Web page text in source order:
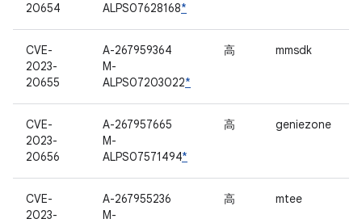
20654
ALPS07628168*
CVE-
2023-
20655
A-267959364
M-
ALPS07203022*
高 mmsdk
CVE-
2023-
20656
A-267957665
M-
ALPS07571494*
高 geniezone
CVE-
2023-
A-267955236
M-
高 mtee